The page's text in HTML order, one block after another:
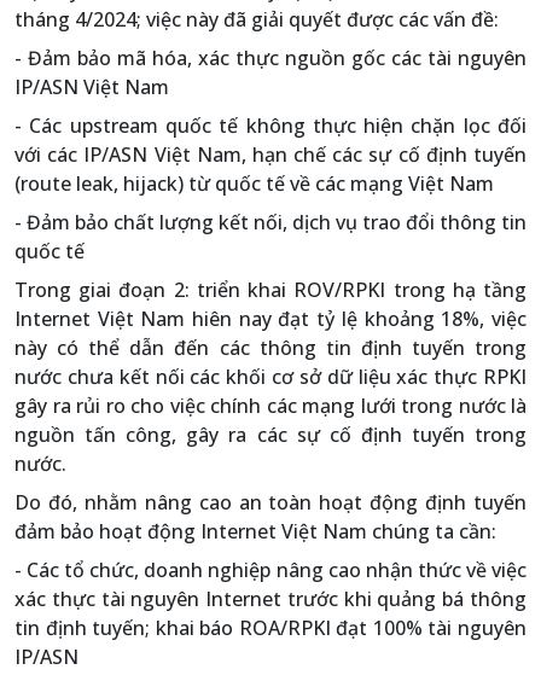
tháng 4/2024; việc này đã giải quyết được các vấn đề:
- Đảm bảo mã hóa, xác thực nguồn gốc các tài nguyên
IP/ASN Việt Nam
- Các upstream quốc tế không thực hiện chặn lọc đối
với các IP/ASN Việt Nam, hạn chế các sự cố định tuyến
(route leak, hijack) từ quốc tế về các mạng Việt Nam
- Đảm bảo chất lượng kết nối, dịch vụ trao đổi thông tin
quốc tế
Trong giai đoạn 2: triển khai ROV/RPKI trong hạ tầng
Internet Việt Nam hiên nay đạt tỷ lệ khoảng 18%, việc
này có thể dẫn đến các thông tin định tuyến trong
nước chưa kết nối các khối cơ sở dữ liệu xác thực RPKI
gây ra rủi ro cho việc chính các mạng lưới trong nước là
nguồn tấn công, gây ra các sự cố định tuyến trong
nước.
Do đó, nhằm nâng cao an toàn hoạt động định tuyến
đảm bảo hoạt động Internet Việt Nam chúng ta cần:
- Các tổ chức, doanh nghiệp nâng cao nhận thức về việc
xác thực tài nguyên Internet trước khi quảng bá thông
tin định tuyến; khai báo ROA/RPKI đạt 100% tài nguyên
IP/ASN